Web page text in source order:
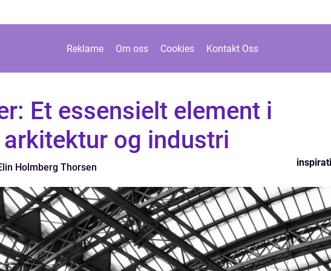
Reklame Om oss Cookies Kontakt Oss
Et essensielt element i
og industri
Holmberg Thorsen